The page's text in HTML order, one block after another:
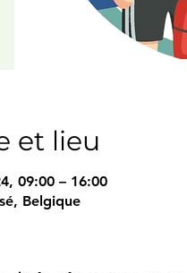
et lieu
09:00 – 16:00
Belgique